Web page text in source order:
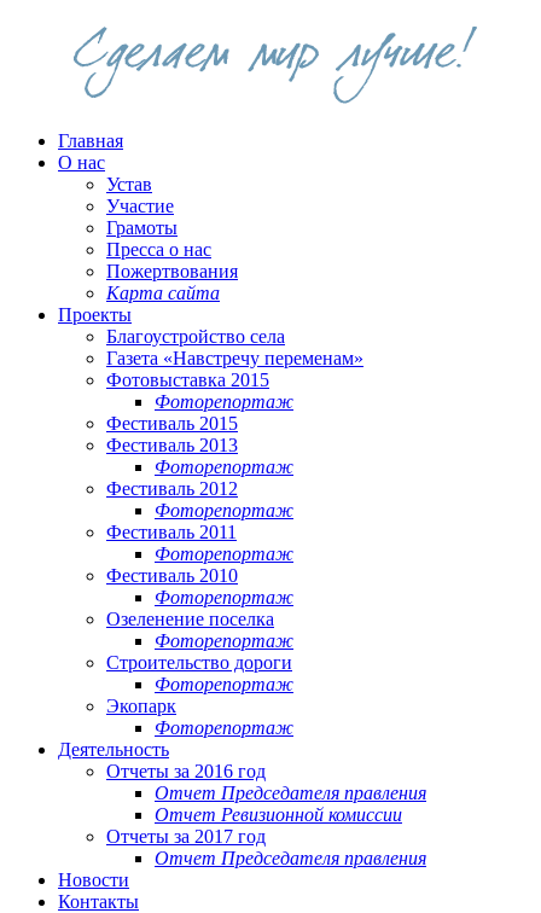
Главная
О нас
Устав
Участие
Грамоты
Пресса о нас
Пожертвования
Карта сайта
Проекты
Благоустройство села
Газета «Навстречу переменам»
Фотовыставка 2015
Фоторепортаж
Фестиваль 2015
Фестиваль 2013
Фоторепортаж
Фестиваль 2012
Фоторепортаж
Фестиваль 2011
Фоторепортаж
Фестиваль 2010
Фоторепортаж
Озеленение поселка
Фоторепортаж
Строительство дороги
Фоторепортаж
Экопарк
Фоторепортаж
Деятельность
Отчеты за 2016 год
Отчет Председателя правления
Отчет Ревизионной комиссии
Отчеты за 2017 год
Отчет Председателя правления
Новости
Контакты